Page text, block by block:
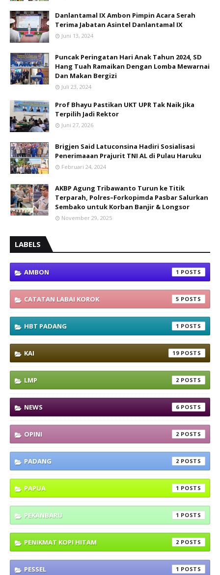
Danlantamal IX Ambon Pimpin Acara Serah
Terima Jabatan Asintel Danlantamal IX
Juni 13, 2024
Puncak Peringatan Hari Anak Tahun 2024, SD
Hang Tuah Ramaikan Dengan Lomba Mewarnai
Dan Makan Bergizi
Juli 23, 2024
Prof Bhayu Pastikan UKT UPR Tak Naik Jika
Terpilih Jadi Rektor
Juni 27, 2026
Brigjen Said Latuconsina Hadiri Sosialisasi
Penerimaaan Prajurit TNI AL di Pulau Haruku
Februari 24, 2024
AKBP Agung Tribawanto Turun ke Titik
Terparah, Polres–Forkopimda Pasbar Salurkan
Sembako untuk Korban Banjir & Longsor
November 29, 2025
LABELS
AMBON 1
CATATAN LABAI KOROK 5
HBT PADANG 1
KAI 19
LMP 2
NEWS 6
OPINI 2
PADANG 2
PAPUA 1
PEKANBARU 1
PENIKMAT KOPI HITAM 2
PESSEL 1